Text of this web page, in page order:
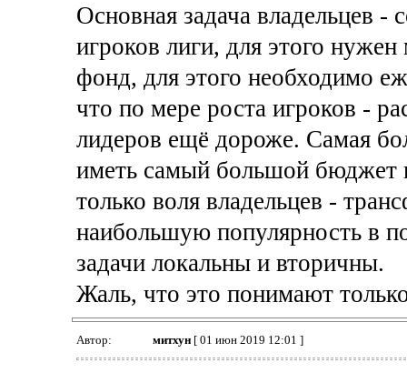
Основная задача владельцев -
игроков лиги, для этого
фонд, для этого необходимо
что по мере роста игроков -
лидеров ещё дороже. Самая
иметь самый большой
только воля владельцев -
наибольшую популярность в
задачи локальны и вторичны.
Жаль, что это понимают
Автор: митхун[ 01 июн 2019 12:01 ]